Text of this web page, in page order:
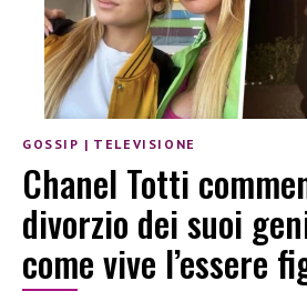
GOSSIP | TELEVISIONE
Chanel Totti
divorzio dei suoi
come vive l’essere